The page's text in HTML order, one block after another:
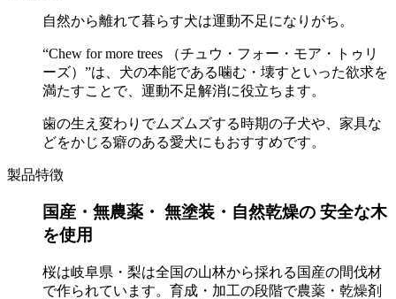
自然から離れて暮らす犬は運動不足になりがち。
“Chew for more trees （チュウ・フォー・モア・トゥリ
ーズ）”は、犬の本能である噛む・壊すといった欲求を
満たすことで、運動不足解消に役立ちます。
歯の生え変わりでムズムズする時期の子犬や、家具な
どをかじる癖のある愛犬にもおすすめです。
製品特徴
国産・無農薬・ 無塗装・自然乾燥の 安全な木
を使用
桜は岐阜県・梨は全国の山林から採れる国産の間伐材
で作られています。育成・加工の段階で農薬・乾燥剤